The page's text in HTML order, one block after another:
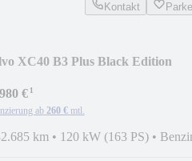
Kontakt
XC40 B3 Plus Black Edition
€¹
ab 260 € mtl.
km • 120 kW (163 PS) •